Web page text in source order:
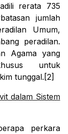
rerata 735
jumlah
Umum,
peradilan.
Agama yang
untuk
tunggal.[2]
dalam Sistem
perkara